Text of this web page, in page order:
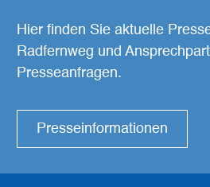
Hier finden Sie aktuelle
Radfernweg und
Presseanfragen.
Presseinformationen